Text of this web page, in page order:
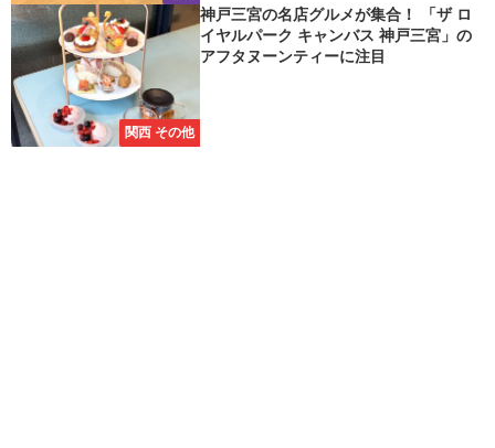
関西 その他
神戸三宮の名店グルメが集合！ 「ザ ロ
イヤルパーク キャンバス 神戸三宮」の
アフタヌーンティーに注目